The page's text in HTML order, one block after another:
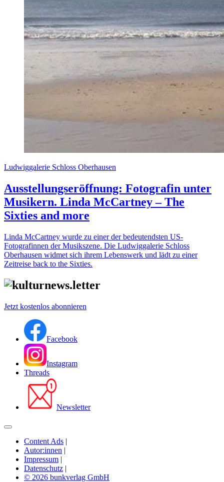
Ludwiggalerie Schloss Oberhausen
Ausstellungseröffnung: Fotografin unter
Musikern. Linda McCartney – The
Sixties and more
Linda McCartney wurde zu einer der bedeutendsten US-
Fotografinnen der Musikszene. Die Ludwiggalerie Schloss
Oberhausen widmet sich ihrem Lebenswerk und lädt zu einer
Zeitreise back to the Sixties.
Jetzt kostenlos abonnieren
Facebook
Instagram
Threads
Newsletter
Content Ads |
Autor:innen |
Impressum |
Datenschutz |
© 2026 bunkverlag GmbH